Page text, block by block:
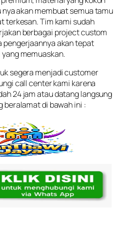
akan membuat semua tamu
terkesan. Tim kami sudah
berbagai project custom
pengerjaannya akan tepat
memuaskan.
segera menjadi customer
call center kami karena
24 jam atau datang langsung
beralamat di bawah ini :